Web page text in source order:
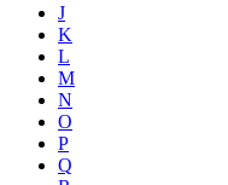
J
K
L
M
N
O
P
Q